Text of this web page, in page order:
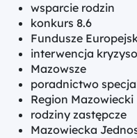
wsparcie rodzin
konkurs 8.6
Fundusze
interwencja
Mazowsze
poradnictwo
Region
rodziny zastępcze
Mazowiecka